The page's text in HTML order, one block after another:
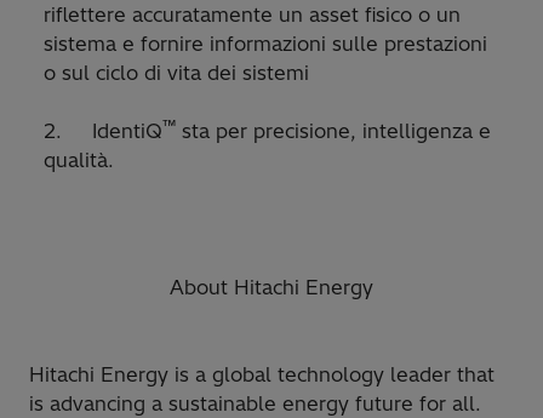
riflettere accuratamente un asset fisico o un
sistema e fornire informazioni sulle prestazioni
o sul ciclo di vita dei sistemi
2. IdentiQ™ sta per precisione, intelligenza e
qualità.
About Hitachi Energy
Hitachi Energy is a global technology leader that
is advancing a sustainable energy future for all.